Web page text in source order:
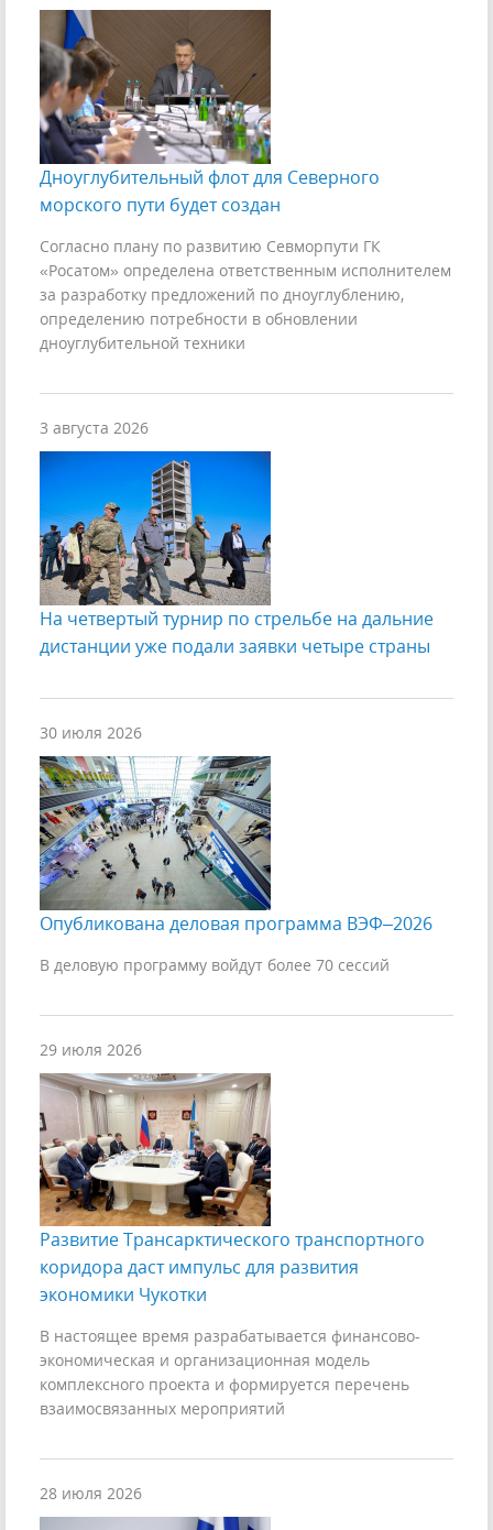
Дноуглубительный флот для Северного
морского пути будет создан
Согласно плану по развитию Севморпути ГК
«Росатом» определена ответственным исполнителем
за разработку предложений по дноуглублению,
определению потребности в обновлении
дноуглубительной техники
3 августа 2026
На четвертый турнир по стрельбе на дальние
дистанции уже подали заявки четыре страны
30 июля 2026
Опубликована деловая программа ВЭФ–2026
В деловую программу войдут более 70 сессий
29 июля 2026
Развитие Трансарктического транспортного
коридора даст импульс для развития
экономики Чукотки
В настоящее время разрабатывается финансово-
экономическая и организационная модель
комплексного проекта и формируется перечень
взаимосвязанных мероприятий
28 июля 2026